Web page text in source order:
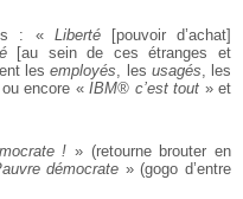
: « Liberté[pouvoir d’achat]
[au sein de ces étranges et
lesemployés , les usagés , les
ou encore «IBM® c’est tout » et
! » (retourne brouter en
démocrate » (gogo d’entre